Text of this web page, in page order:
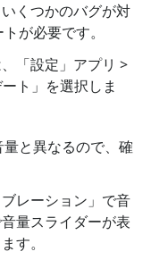
くつかのバグが対
が必要です。
「設定」アプリ >
ト」を選択しま
と異なるので、確
レーション」で音
量スライダーが表
す。